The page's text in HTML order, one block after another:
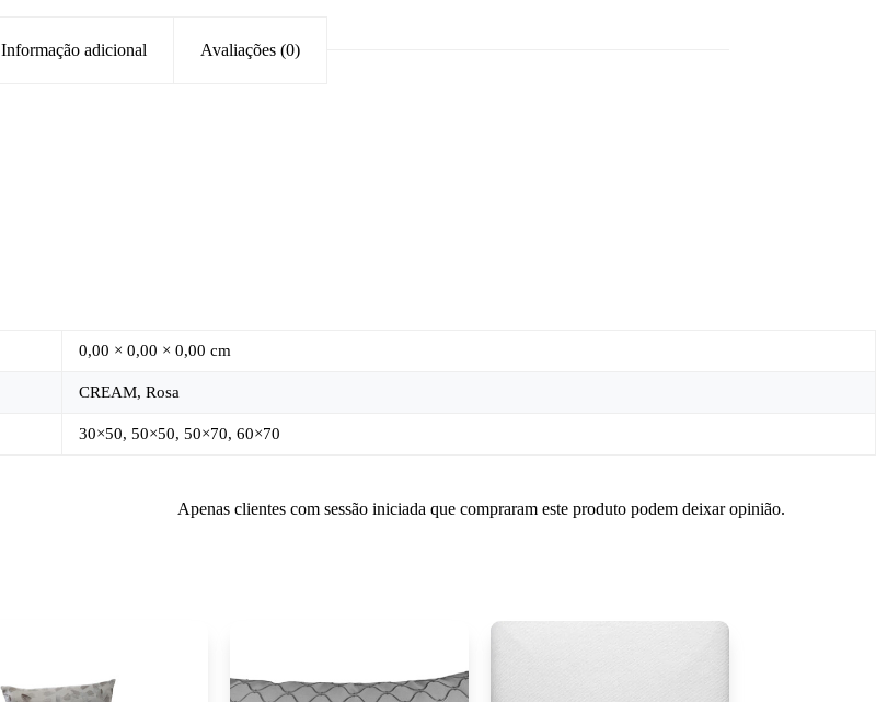
Informação adicional Avaliações (0)
0,00 × 0,00 × 0,00 cm
CREAM, Rosa
30×50, 50×50, 50×70, 60×70
Apenas clientes com sessão iniciada que compraram este produto podem deixar opinião.